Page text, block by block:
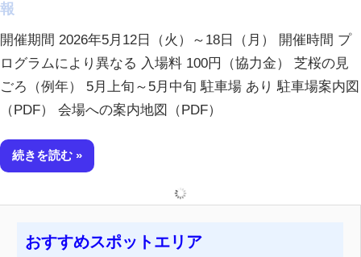
報
開催期間 2026年5月12日（火）～18日（月） 開催時間 プ
ログラムにより異なる 入場料 100円（協力金） 芝桜の見
ごろ（例年） 5月上旬～5月中旬 駐車場 あり 駐車場案内図
（PDF） 会場への案内地図（PDF）
続きを読む
おすすめスポットエリア